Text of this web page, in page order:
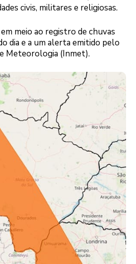
civis, militares e religiosas.
meio ao registro de chuvas
dia e a um alerta emitido pelo
Meteorologia (Inmet).